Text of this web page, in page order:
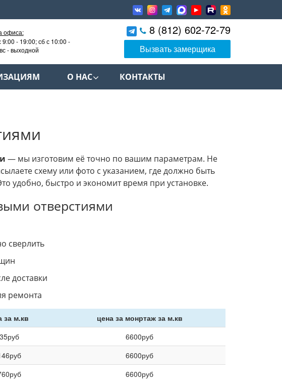
офиса:
9:00 - 19:00; сб с 10:00 -
- выходной
8 (812) 602-72-79
Вызвать замерщика
О НАС КОНТАКТЫ
— мы изготовим её точно по вашим параметрам. Не
схему или фото с указанием, где должно быть
удобно, быстро и экономит время при установке.
отверстиями
сверлить
доставки
ремонта
за м.кв
цена за монртаж за м.кв
руб 6600руб
руб 6600руб
руб 6600руб